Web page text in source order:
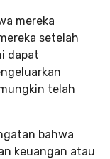
mereka
setelah
dapat
telah
bahwa
keuangan atau